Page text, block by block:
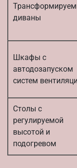
диваны
Шкафы с
автодозапуском
систем
Столы с
регулируемой
высотой и
подогревом